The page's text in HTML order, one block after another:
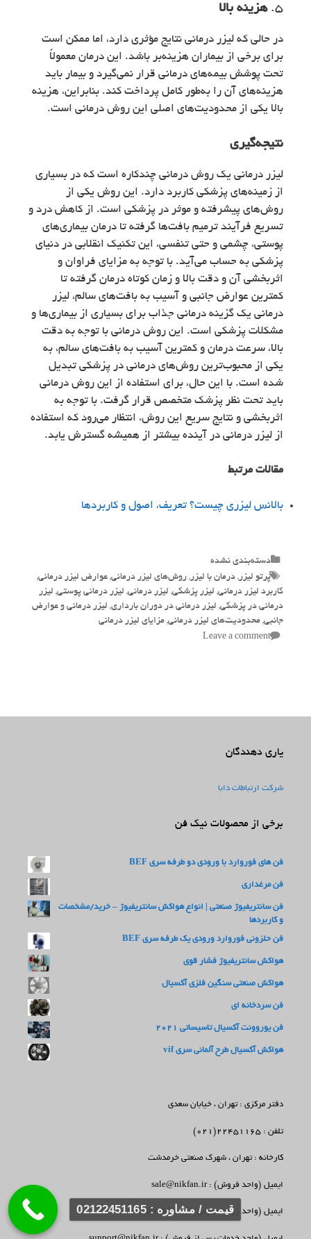
5. هزینه بالا
در حالی که لیزر درمانی نتایج مؤثری دارد، اما ممکن است
برای برخی از بیماران هزینه‌بر باشد. این درمان معمولاً
تحت پوشش بیمه‌های درمانی قرار نمی‌گیرد و بیمار باید
هزینه‌های آن را به‌طور کامل پرداخت کند. بنابراین، هزینه
بالا یکی از محدودیت‌های اصلی این روش درمانی است.
نتیجه‌گیری
لیزر درمانی یک روش درمانی چندکاره است که در بسیاری
از زمینه‌های پزشکی کاربرد دارد. این روش یکی از
روش‌های پیشرفته و موثر در پزشکی است. از کاهش درد و
تسریع فرآیند ترمیم بافت‌ها گرفته تا درمان بیماری‌های
پوستی، چشمی و حتی تنفسی، این تکنیک انقلابی در دنیای
پزشکی به حساب می‌آید. با توجه به مزایای فراوان و
اثربخشی آن و دقت بالا و زمان کوتاه درمان گرفته تا
کمترین عوارض جانبی و آسیب به بافت‌های سالم، لیزر
درمانی یک گزینه درمانی جذاب برای بسیاری از بیماری‌ها و
مشکلات پزشکی است. این روش درمانی با توجه به دقت
بالا، سرعت درمان و کمترین آسیب به بافت‌های سالم، به
یکی از محبوب‌ترین روش‌های درمانی در پزشکی تبدیل
شده است. با این حال، برای استفاده از این روش درمانی
باید تحت نظر پزشک متخصص قرار گرفت. با توجه به
اثربخشی و نتایج سریع این روش، انتظار می‌رود که استفاده
از لیزر درمانی در آینده بیشتر از همیشه گسترش یابد.
مقالات مرتبط
بالانس لیزری چیست؟ تعریف، اصول و کاربردها
Categories
دسته‌بندی نشده
Tags
پرتو لیزر, درمان با لیزر, روش‌های لیزر درمانی, عوارض لیزر درمانی,
کاربرد لیزر درمانی, لیزر پزشکی, لیزر درمانی, لیزر درمانی پوستی, لیزر
درمانی در پزشکی, لیزر درمانی در دوران بارداری, لیزر درمانی و عوارض
جانبی, محدودیت‌های لیزر درمانی, مزایای لیزر درمانی
Leave a comment
یاری دهندگان
شرکت ارتباطات دابا
برخی از محصولات نیک فن
فن های فوروارد با ورودی دو طرفه سری BEF
فن مرغداری
فن سانتریفیوژ صنعتی | انواع هواکش سانتریفیوژ – خرید/مشخصات
و کاربردها
فن حلزونی فوروارد ورودی یک طرفه سری BEF
هواکش سانتریفیوژ فشار قوی
هواکش صنعتی سنگین فلزی آکسیال
فن سردخانه ای
فن یوروونت آکسیال تاسیساتی 2021
هواکش آکسیال طرح آلمانی سری vif
دفتر مرکزی : تهران ، خیابان سعدی
تلفن : 22451165(021)
کارخانه : تهران ، شهرک صنعتی خرمدشت
ایمیل (واحد فروش) : sale@nikfan.ir
ایمیل (واحد روابط عمومی) : info@nikfan.ir
قیمت / مشاوره : 02122451165